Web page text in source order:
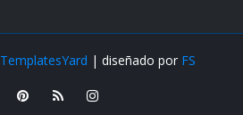
TemplatesYard | diseñado por FS